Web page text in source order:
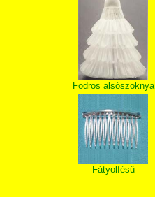
Fodros alsószoknya
Fátyolfésű